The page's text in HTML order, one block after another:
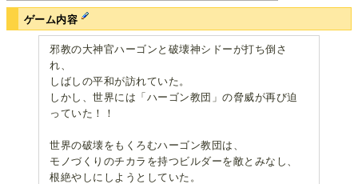
ゲーム内容
邪教の大神官ハーゴンと破壊神シドーが打ち倒さ
れ、
しばしの平和が訪れていた。
しかし、世界には「ハーゴン教団」の脅威が再び迫
っていた！！
世界の破壊をもくろむハーゴン教団は、
モノづくりのチカラを持つビルダーを敵とみなし、
根絶やしにしようとしていた。